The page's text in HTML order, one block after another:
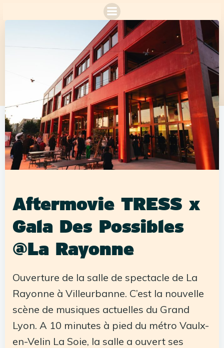
Aller
au
contenu
Aftermovie TRESS x
Gala Des Possibles
@La Rayonne
Ouverture de la salle de spectacle de La
Rayonne à Villeurbanne. C’est la nouvelle
scène de musiques actuelles du Grand
Lyon. A 10 minutes à pied du métro Vaulx-
en-Velin La Soie, la salle a ouvert ses